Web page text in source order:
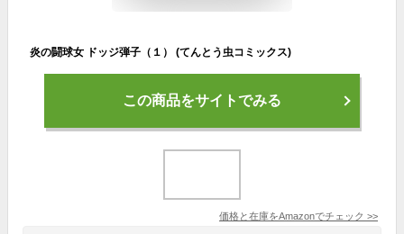
炎の闘球女 ドッジ弾子（１） (てんとう虫コミックス)
この商品をサイトでみる
価格と在庫をAmazonでチェック >>